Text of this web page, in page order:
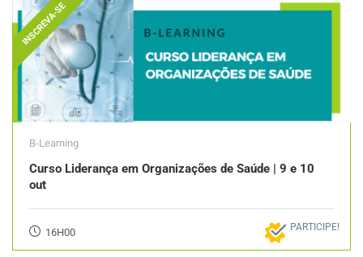
INSCREVA-SE
B-Learning
Curso Liderança em Organizações de Saúde | 9 e 10
out
16H00 PARTICIPE!